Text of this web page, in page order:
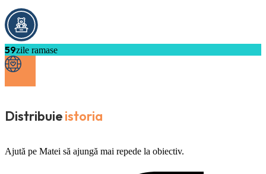
59zile ramase
Distribuieistoria
Ajută pe Matei să ajungă mai repede la obiectiv.